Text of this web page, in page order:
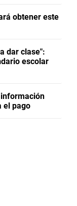
obtener este
dar clase":
escolar
información
el pago